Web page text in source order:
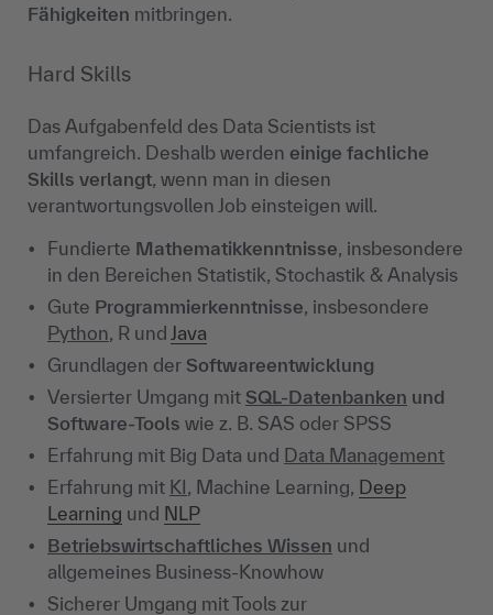
Fähigkeiten mitbringen.
Hard Skills
Das Aufgabenfeld des Data Scientists ist
umfangreich. Deshalb werden einige fachliche
Skills verlangt, wenn man in diesen
verantwortungsvollen Job einsteigen will.
Fundierte Mathematikkenntnisse, insbesondere
in den Bereichen Statistik, Stochastik & Analysis
Gute Programmierkenntnisse, insbesondere
Python, R und Java
Grundlagen der Softwareentwicklung
Versierter Umgang mit SQL-Datenbanken und
Software-Tools wie z. B. SAS oder SPSS
Erfahrung mit Big Data und Data Management
Erfahrung mit KI, Machine Learning, Deep
Learning und NLP
Betriebswirtschaftliches Wissen und
allgemeines Business-Knowhow
Sicherer Umgang mit Tools zur